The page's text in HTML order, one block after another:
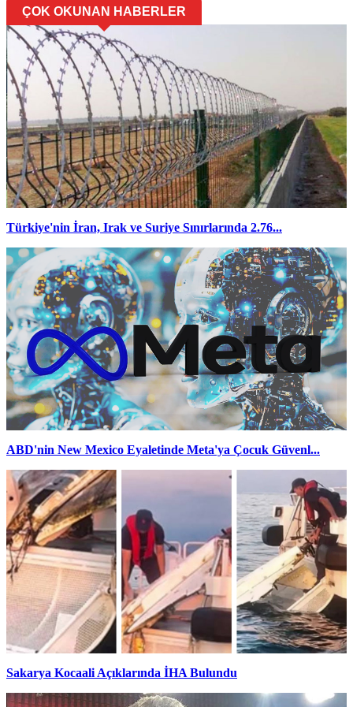
ÇOK OKUNAN HABERLER
Türkiye'nin İran, Irak ve Suriye Sınırlarında 2.76...
ABD'nin New Mexico Eyaletinde Meta'ya Çocuk Güvenl...
Sakarya Kocaali Açıklarında İHA Bulundu